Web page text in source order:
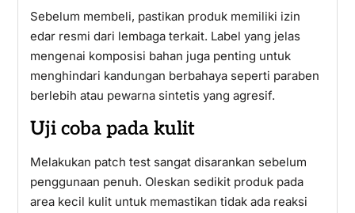
Sebelum membeli, pastikan produk memiliki izin
edar resmi dari lembaga terkait. Label yang jelas
mengenai komposisi bahan juga penting untuk
menghindari kandungan berbahaya seperti paraben
berlebih atau pewarna sintetis yang agresif.
Uji coba pada kulit
Melakukan patch test sangat disarankan sebelum
penggunaan penuh. Oleskan sedikit produk pada
area kecil kulit untuk memastikan tidak ada reaksi